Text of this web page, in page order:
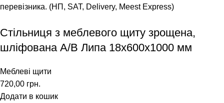
перевізника. (НП, SAT, Delivery, Meest Express)
Стільниця з меблевого щиту зрощена,
шліфована A/В Липа 18х600х1000 мм
Меблеві щити
720,00 грн.
Додати в кошик